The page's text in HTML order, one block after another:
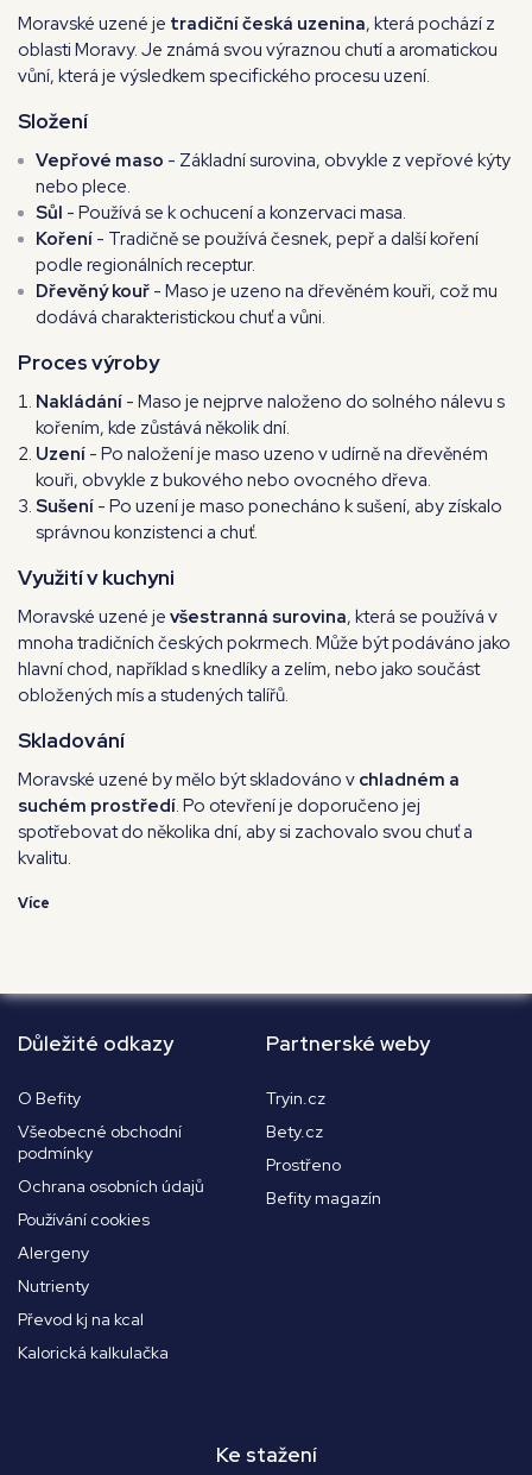
Moravské uzené je tradiční česká uzenina, která pochází z
oblasti Moravy. Je známá svou výraznou chutí a aromatickou
vůní, která je výsledkem specifického procesu uzení.
Složení
Vepřové maso - Základní surovina, obvykle z vepřové kýty
nebo plece.
Sůl - Používá se k ochucení a konzervaci masa.
Koření - Tradičně se používá česnek, pepř a další koření
podle regionálních receptur.
Dřevěný kouř - Maso je uzeno na dřevěném kouři, což mu
dodává charakteristickou chuť a vůni.
Proces výroby
Nakládání - Maso je nejprve naloženo do solného nálevu s
kořením, kde zůstává několik dní.
Uzení - Po naložení je maso uzeno v udírně na dřevěném
kouři, obvykle z bukového nebo ovocného dřeva.
Sušení - Po uzení je maso ponecháno k sušení, aby získalo
správnou konzistenci a chuť.
Využití v kuchyni
Moravské uzené je všestranná surovina, která se používá v
mnoha tradičních českých pokrmech. Může být podáváno jako
hlavní chod, například s knedlíky a zelím, nebo jako součást
obložených mís a studených talířů.
Skladování
Moravské uzené by mělo být skladováno v chladném a
suchém prostředí. Po otevření je doporučeno jej
spotřebovat do několika dní, aby si zachovalo svou chuť a
kvalitu.
Více
Důležité odkazy
O Befity
Všeobecné obchodní
podmínky
Ochrana osobních údajů
Používání cookies
Alergeny
Nutrienty
Převod kj na kcal
Kalorická kalkulačka
Partnerské weby
Tryin.cz
Bety.cz
Prostřeno
Befity magazín
Ke stažení